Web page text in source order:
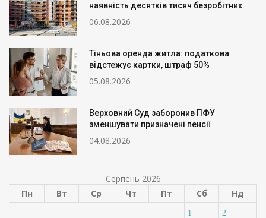
наявність десятків тисяч безробітних
06.08.2026
Тіньова оренда житла: податкова
відстежує картки, штраф 50%
05.08.2026
Верховний Суд заборонив ПФУ
зменшувати призначені пенсії
04.08.2026
Серпень 2026
Пн
Вт Ср Чт Пт Сб Нд
1 2